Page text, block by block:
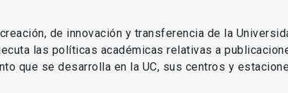
de innovación y transferencia de la
las políticas académicas relativas a
que se desarrolla en la UC, sus centros y